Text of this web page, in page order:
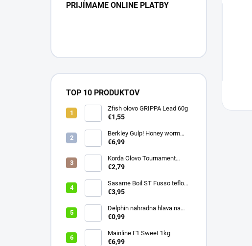
PRIJÍMAME ONLINE PLATBY
TOP 10 PRODUKTOV
Zfish olovo GRIPPA Lead 60g
€1,55
Berkley Gulp! Honey worm
4,5cm Chartreuse
€6,99
Korda Olovo Tournament
Casting Swivel 3.75oz 105gr
€2,79
Sasame Boil ST Fusso teflon
v.4 ocko
€3,95
Delphin nahradna hlava na
swiger
€0,99
Mainline F1 Sweet 1kg
€6,99